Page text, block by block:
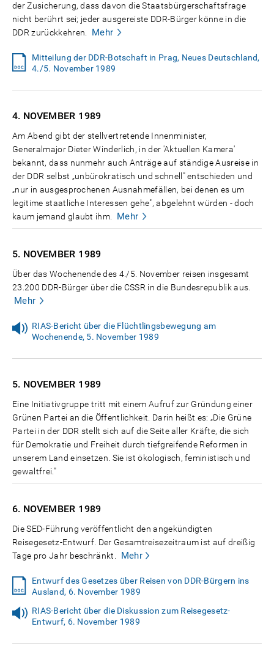
der Zusicherung, dass davon die Staatsbürgerschaftsfrage
nicht berührt sei; jeder ausgereiste DDR-Bürger könne in die
DDR zurückkehren.
Mehr
Mitteilung der DDR-Botschaft in Prag, Neues Deutschland,
4./5. November 1989
4. NOVEMBER 1989
Am Abend gibt der stellvertretende Innenminister,
Generalmajor Dieter Winderlich, in der 'Aktuellen Kamera'
bekannt, dass nunmehr auch Anträge auf ständige Ausreise in
der DDR selbst „unbürokratisch und schnell" entschieden und
„nur in ausgesprochenen Ausnahmefällen, bei denen es um
legitime staatliche Interessen gehe", abgelehnt würden - doch
kaum jemand glaubt ihm.
Mehr
5. NOVEMBER 1989
Über das Wochenende des 4./5. November reisen insgesamt
23.200 DDR-Bürger über die CSSR in die Bundesrepublik aus.
Mehr
RIAS-Bericht über die Flüchtlingsbewegung am
Wochenende, 5. November 1989
5. NOVEMBER 1989
Eine Initiativgruppe tritt mit einem Aufruf zur Gründung einer
Grünen Partei an die Öffentlichkeit. Darin heißt es: „Die Grüne
Partei in der DDR stellt sich auf die Seite aller Kräfte, die sich
für Demokratie und Freiheit durch tiefgreifende Reformen in
unserem Land einsetzen. Sie ist ökologisch, feministisch und
gewaltfrei."
6. NOVEMBER 1989
Die SED-Führung veröffentlicht den angekündigten
Reisegesetz-Entwurf. Der Gesamtreisezeitraum ist auf dreißig
Tage pro Jahr beschränkt.
Mehr
Entwurf des Gesetzes über Reisen von DDR-Bürgern ins
Ausland, 6. November 1989
RIAS-Bericht über die Diskussion zum Reisegesetz-
Entwurf, 6. November 1989